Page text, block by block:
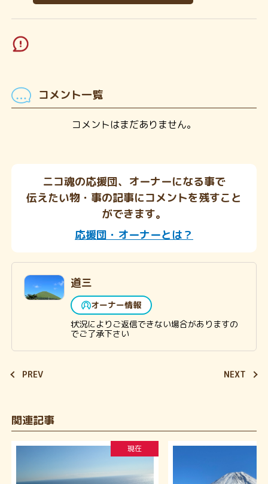
コメント一覧
コメントはまだありません。
ニコ魂の応援団、オーナーになる事で
伝えたい物・事の記事にコメントを残すこと
ができます。
応援団・オーナーとは？
道三
オーナー情報
状況によりご返信できない場合がありますの
でご了承下さい
PREV NEXT
関連記事
現在